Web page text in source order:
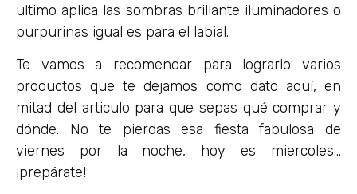
ultimo aplica las sombras brillante iluminadores o
purpurinas igual es para el labial.
Te vamos a recomendar para lograrlo varios
productos que te dejamos como dato aquí, en
mitad del articulo para que sepas qué comprar y
dónde. No te pierdas esa fiesta fabulosa de
viernes por la noche, hoy es miercoles…
¡prepárate!